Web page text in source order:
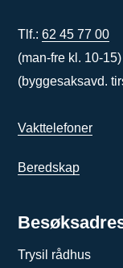
Tlf.:62 45 77 00
(man-fre kl. 10-15)
(byggesaksavd.
Vakttelefoner
Beredskap
Trysil rådhus